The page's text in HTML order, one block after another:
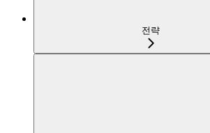
전략